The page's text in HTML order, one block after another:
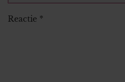
Reactie *